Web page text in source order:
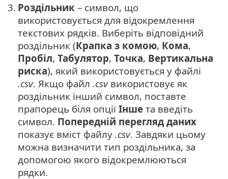
3. Роздільник – символ, що
використовується для відокремлення
текстових рядків. Виберіть відповідний
роздільник (Крапка з комою, Кома,
Пробіл, Табулятор, Точка, Вертикальна
риска), який використовується у файлі
.csv. Якщо файл .csvвикористовує як
роздільник інший символ, поставте
прапорець біля опції Інше та введіть
символ. Попередній перегляд даних
показує вміст файлу .csv. Завдяки цьому
можна визначити тип роздільника, за
допомогою якого відокремлюються
рядки.